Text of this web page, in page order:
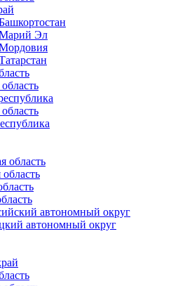
Эл
область
автономный округ
автономный округ